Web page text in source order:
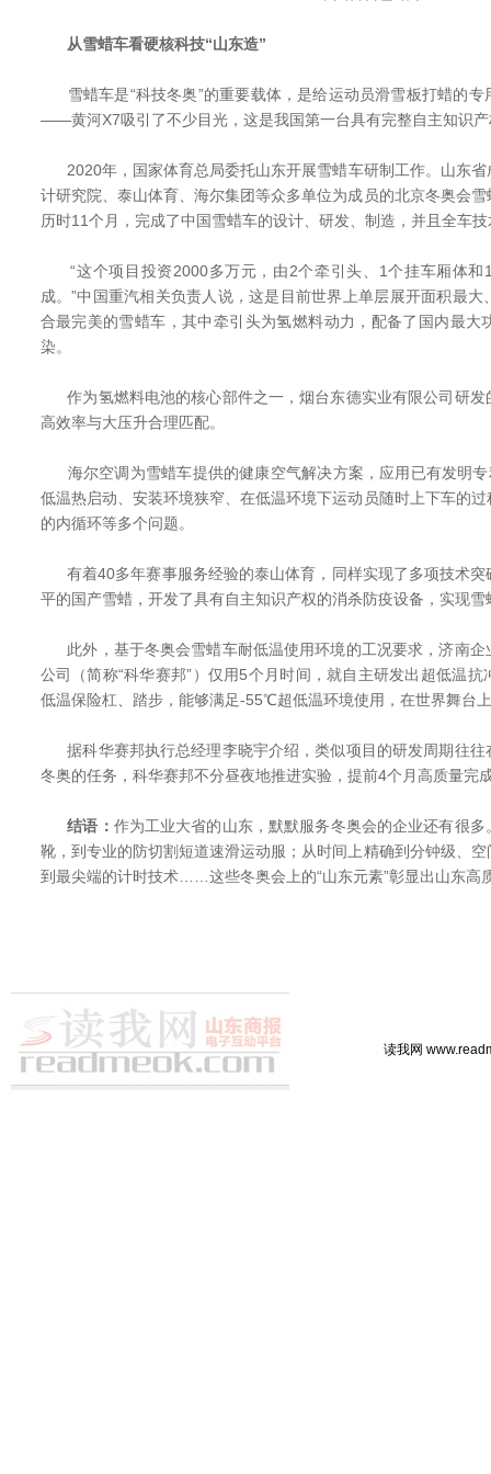
从雪蜡车看硬核科技“山东造”
雪蜡车是“科技冬奥”的重要载体，是给运动员滑雪板打蜡的专
——黄河X7吸引了不少目光，这是我国第一台具有完整自主知识产
2020年，国家体育总局委托山东开展雪蜡车研制工作。山东省
计研究院、泰山体育、海尔集团等众多单位为成员的北京冬奥会
历时11个月，完成了中国雪蜡车的设计、研发、制造，并且全车
“这个项目投资2000多万元，由2个牵引头、1个挂车厢体和
成。”中国重汽相关负责人说，这是目前世界上单层展开面积最
合最完美的雪蜡车，其中牵引头为氢燃料动力，配备了国内最大
染。
作为氢燃料电池的核心部件之一，烟台东德实业有限公司研发
高效率与大压升合理匹配。
海尔空调为雪蜡车提供的健康空气解决方案，应用已有发明专
低温热启动、安装环境狭窄、在低温环境下运动员随时上下车的
的内循环等多个问题。
有着40多年赛事服务经验的泰山体育，同样实现了多项技术突
平的国产雪蜡，开发了具有自主知识产权的消杀防疫设备，实现
此外，基于冬奥会雪蜡车耐低温使用环境的工况要求，济南企
公司（简称“科华赛邦”）仅用5个月时间，就自主研发出超低温
低温保险杠、踏步，能够满足-55℃超低温环境使用，在世界舞台
据科华赛邦执行总经理李晓宇介绍，类似项目的研发周期往往
冬奥的任务，科华赛邦不分昼夜地推进实验，提前4个月高质量完
结语： 作为工业大省的山东，默默服务冬奥会的企业还有很
靴，到专业的防切割短道速滑运动服；从时间上精确到分钟级、
到最尖端的计时技术……这些冬奥会上的“山东元素”彰显出山东高
读我网